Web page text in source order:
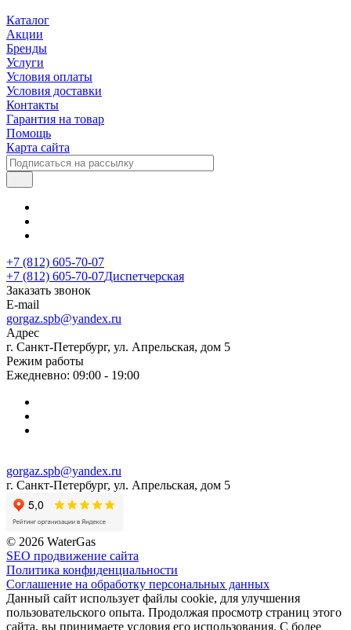
Каталог
Акции
Бренды
Услуги
Условия оплаты
Условия доставки
Контакты
Гарантия на товар
Помощь
Карта сайта
+7 (812) 605-70-07
+7 (812) 605-70-07Диспетчерская
Заказать звонок
E-mail
gorgaz.spb@yandex.ru
Адрес
г. Санкт-Петербург, ул. Апрельская, дом 5
Режим работы
Ежедневно: 09:00 - 19:00
gorgaz.spb@yandex.ru
г. Санкт-Петербург, ул. Апрельская, дом 5
© 2026 WaterGas
SEO продвижение сайта
Политика конфиденциальности
Соглашение на обработку персональных данных
Данный сайт использует файлы cookie, для улучшения
пользовательского опыта. Продолжая просмотр страниц этого
сайта, вы принимаете условия его использования. С более